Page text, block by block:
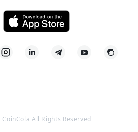
CoinCola All Rights Reserved